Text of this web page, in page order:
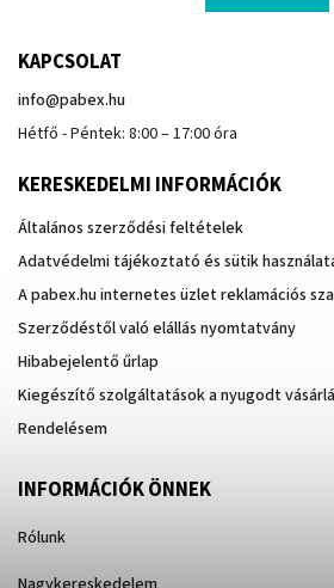
KAPCSOLAT
info@pabex.hu
Hétfő - Péntek: 8:00 – 17:00 óra
KERESKEDELMI INFORMÁCIÓK
Általános szerződési feltételek
Adatvédelmi tájékoztató és sütik
A pabex.hu internetes üzlet reklamációs
Szerződéstől való elállás nyomtatvány
Hibabejelentő űrlap
Kiegészítő szolgáltatások a nyugodt
Rendelésem
INFORMÁCIÓK ÖNNEK
Rólunk